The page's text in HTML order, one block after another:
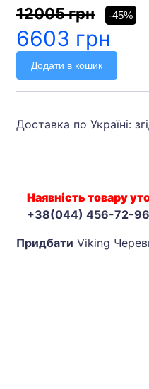
12005 грн -45%
6603 грн
Додати в кошик
Доставка по Україні:
Наявність товару
+38(044) 456-72-
Придбати Viking